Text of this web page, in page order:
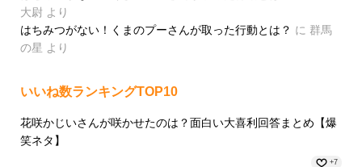
大尉より
はちみつがない！くまのプーさんが取った行動とは？ に 群馬
の星 より
いいね数ランキングTOP10
花咲かじいさんが咲かせたのは？面白い大喜利回答まとめ【爆
笑ネタ】
+7